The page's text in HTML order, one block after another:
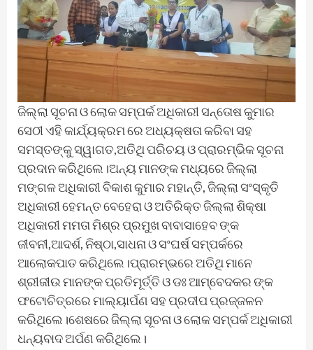
ଜିଲ୍ଲା ସୂଚନା ଓ ଲୋକ ସମ୍ପର୍କ ଅଧିକାରୀ ସନ୍ତୋଷ କୁମାର
ସେଠୀ ଏହି କାର୍ଯ୍ୟକ୍ରମ ରେ ଅଧ୍ୟକ୍ଷତା କରିବା ସହ
ସମସ୍ତଙ୍କୁ ସ୍ୱାଗତ,ଅତିଥି ପରିଚୟ ଓ ପ୍ରାରମ୍ଭିକ ସୂଚନା
ପ୍ରଦାନ କରିଥିଲେ।ଅନ୍ୟ ମାନଙ୍କ ମଧ୍ୟରେ ଜିଲ୍ଲା
ମଙ୍ଗଳ ଅଧିକାରୀ ବିକାଶ କୁମାର ମହାନ୍ତି, ଜିଲ୍ଲା ସଂସ୍କୃତି
ଅଧିକାରୀ ହେମନ୍ତ ବେହେରା ଓ ଅତିରିକ୍ତ ଜିଲ୍ଲା ଶିକ୍ଷା
ଅଧିକାରୀ ମମତା ମିଶ୍ର ପ୍ରମୁଖ ବାବାସାହେବ ଙ୍କ
ଜୀବନୀ,ଆଦର୍ଶ, ନିଷ୍ଠା,ସାଧନା ଓ ସଂଘର୍ଷ ସମ୍ପର୍କରେ
ଆଲୋକପାତ କରିଥିଲେ।ପ୍ରାରମ୍ଭରେ ଅତିଥି ମାନେ
ଶ୍ରୀଜୀଉ ମାନଙ୍କ ପ୍ରତିମୂର୍ତ୍ତି ଓ ଡଃ ଆମ୍ବେଦକର ଙ୍କ
ଫଟୋଚିତ୍ରରେ ମାଲ୍ୟାର୍ପଣ ସହ ପ୍ରଦୀପ ପ୍ରଜ୍ଜଳନ
କରିଥିଲେ।ଶେଷରେ ଜିଲ୍ଲା ସୂଚନା ଓ ଲୋକ ସମ୍ପର୍କ ଅଧିକାରୀ
ଧନ୍ୟବାଦ ଅର୍ପଣ କରିଥିଲେ।